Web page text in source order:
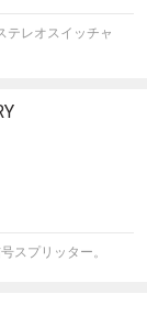
テレオスイッチャ
スプリッター。